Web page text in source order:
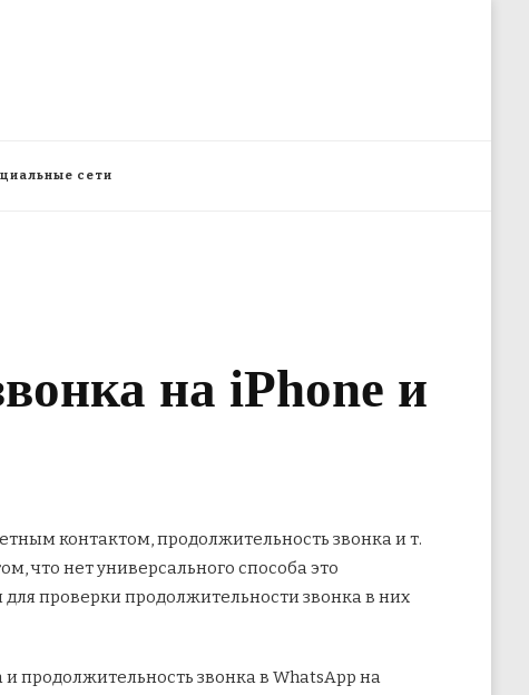
сети
на iPhone и
контактом, продолжительность звонка и т.
что нет универсального способа это
проверки продолжительности звонка в них
продолжительность звонка в WhatsApp на